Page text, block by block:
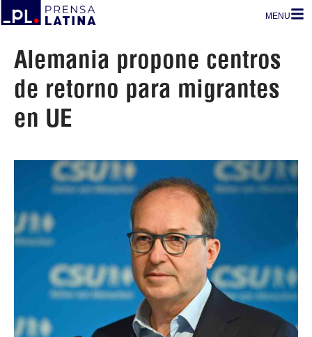
MENU
Alemania propone centros
de retorno para migrantes
en UE